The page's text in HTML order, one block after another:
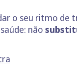
o seu ritmo de
não